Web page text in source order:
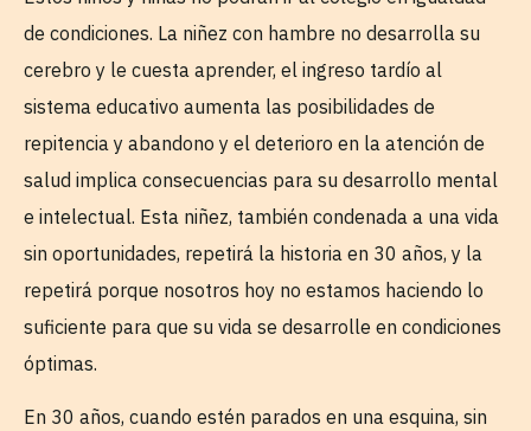
de condiciones. La niñez con hambre no desarrolla su
cerebro y le cuesta aprender, el ingreso tardío al
sistema educativo aumenta las posibilidades de
repitencia y abandono y el deterioro en la atención de
salud implica consecuencias para su desarrollo mental
e intelectual. Esta niñez, también condenada a una vida
sin oportunidades, repetirá la historia en 30 años, y la
repetirá porque nosotros hoy no estamos haciendo lo
suficiente para que su vida se desarrolle en condiciones
óptimas.
En 30 años, cuando estén parados en una esquina, sin